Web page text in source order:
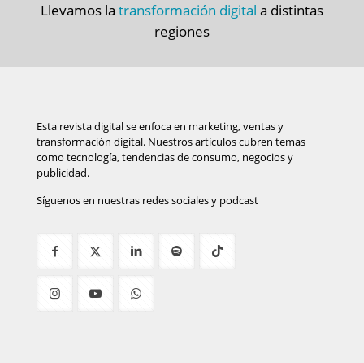
Llevamos la transformación digital a distintas
regiones
Esta revista digital se enfoca en marketing, ventas y
transformación digital. Nuestros artículos cubren temas
como tecnología, tendencias de consumo, negocios y
publicidad.
Síguenos en nuestras redes sociales y podcast